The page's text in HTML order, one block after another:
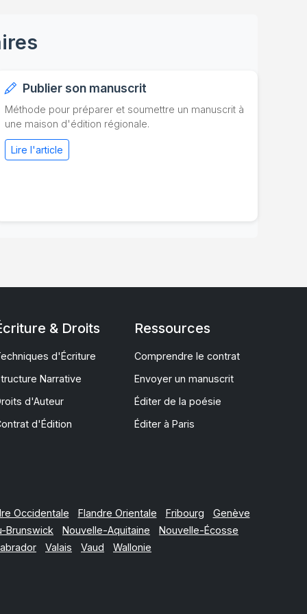
Publier son manuscrit
Méthode pour préparer et soumettre un manuscrit à
une maison d'édition régionale.
Lire l'article
& Droits
d'Écriture
Narrative
d'Auteur
d'Édition
Ressources
Comprendre le contrat
Envoyer un manuscrit
Éditer de la poésie
Éditer à Paris
Occidentale Flandre Orientale Fribourg
Genève
Brunswick
Nouvelle-Aquitaine
Nouvelle-Écosse
Valais Vaud Wallonie